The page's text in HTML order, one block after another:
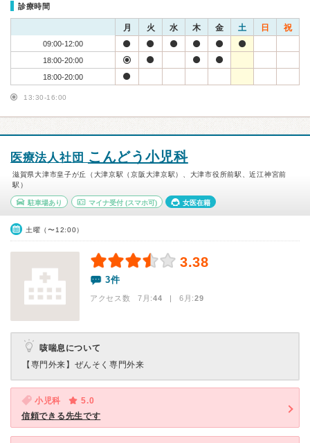
診療時間
月 火 水 木 金 土 日 祝
09:00-12:00
18:00-20:00
18:00-20:00
13:30-16:00
医療法人社団 こんどう小児科
滋賀県大津市皇子が丘（大津京駅（京阪大津京駅）、大津市役所前駅、近江神宮前
駅）
駐車場あり マイナ受付(スマホ可) 女医在籍
土曜（〜12:00）
3.38
3件
アクセス数 7月:44 | 6月:29
咳喘息について
【専門外来】 ぜんそく専門外来
小児科
5.0
信頼できる先生です